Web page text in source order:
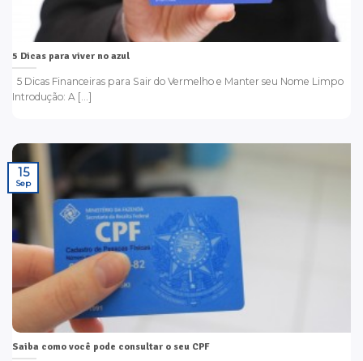
5 Dicas para viver no azul
5 Dicas Financeiras para Sair do Vermelho e Manter seu Nome Limpo
Introdução: A [...]
Saiba como você pode consultar o seu CPF
15
Sep